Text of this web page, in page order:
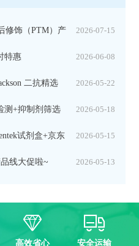
2026-07-15
修饰（PTM）产
2026-06-08
特惠
2026-05-22
二抗精选
2026-05-18
测+抑制剂筛选
2026-05-15
试剂盒+京东
2026-05-13
线大促啦~
高效省心 安全运输